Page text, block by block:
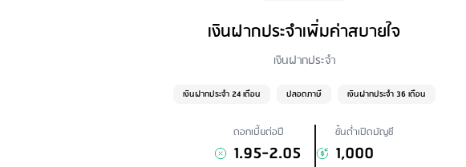
เงินฝากประจำเพิ่มค่าสบายใจ
เงินฝากประจำ
เงินฝากประจำ 24 เดือน ปลอดภาษี เงินฝากประจำ 36 เดือน
ดอกเบี้ยต่อปี
1.95-2.05
ขั้นต่ำเปิดบัญชี
1,000